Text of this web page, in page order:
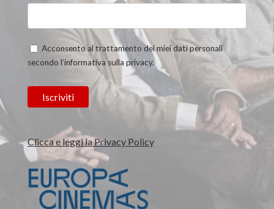
Acconsento al trattamento dei miei dati personali
secondo l’informativa sulla privacy.
Clicca e leggi la Privacy Policy